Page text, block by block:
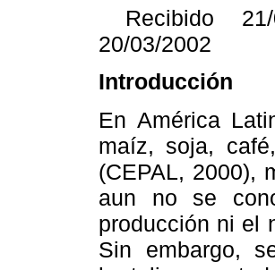
Recibido
20/03/2002
Introducción
En América
maíz, soja,
(CEPAL, 2000),
aun no se
producción ni el
Sin embargo,